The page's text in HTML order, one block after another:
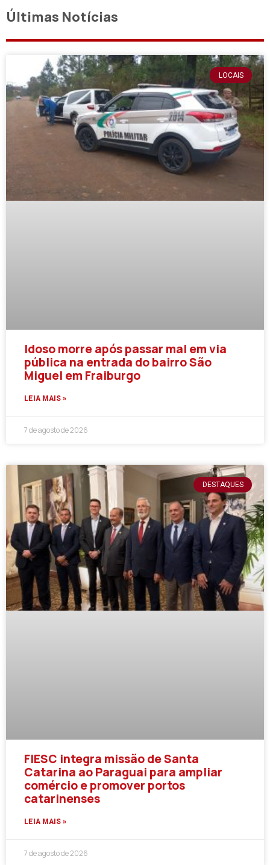
Últimas Notícias
LOCAIS
Idoso morre após passar mal em via
pública na entrada do bairro São
Miguel em Fraiburgo
LEIA MAIS »
7 de agosto de 2026
DESTAQUES
FIESC integra missão de Santa
Catarina ao Paraguai para ampliar
comércio e promover portos
catarinenses
LEIA MAIS »
7 de agosto de 2026